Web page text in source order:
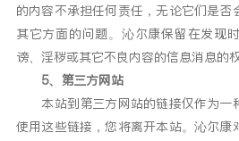
的内容不承担任何责任，无论它们是否
其它方面的问题。沁尔康保留在发现
谤、淫秽或其它不良内容的信息消息的权
5、第三方网站
本站到第三方网站的链接仅作为一
使用这些链接，您将离开本站。沁尔康